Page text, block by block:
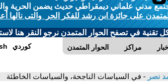
مدني علماني ديمقراطي حديث يضمن الحرية
على جائزة ابن رشد للفكر الحر والتى نالها
تقنية في تصفح الحوار المتمدن نرجو النقر هنا
الحوار المتمدن مراكز كوردي
نصر - في السياسات الناجحة، والسياسات الخاطئة